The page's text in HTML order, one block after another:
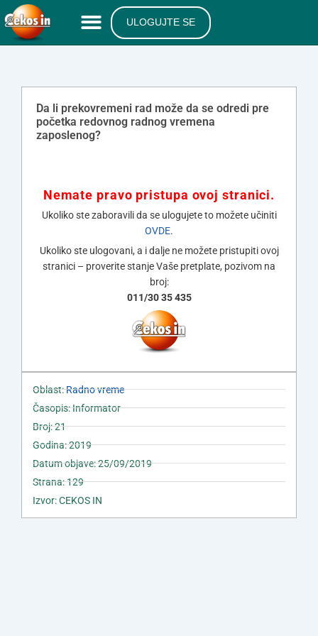
ULOGUJTE SE
Da li prekovremeni rad može da se odredi pre
početka redovnog radnog vremena
zaposlenog?
Nemate pravo pristupa ovoj stranici.
Ukoliko ste zaboravili da se ulogujete to možete učiniti
OVDE.
Ukoliko ste ulogovani, a i dalje ne možete pristupiti ovoj
stranici – proverite stanje Vaše pretplate, pozivom na
broj:
011/30 35 435
Oblast:Radno vreme
Časopis: Informator
Broj: 21
Godina: 2019
Datum objave: 25/09/2019
Strana: 129
Izvor: CEKOS IN